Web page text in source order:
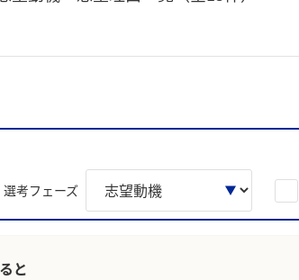
選考フェーズ
と